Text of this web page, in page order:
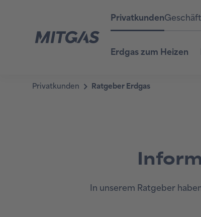
Privatkunden
Erdgas zum Heizen
In unserem Ratgeber